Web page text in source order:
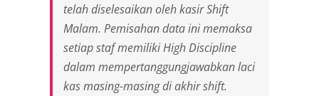
telah diselesaikan oleh kasir Shift
Malam. Pemisahan data ini memaksa
setiap staf memilikiHigh Discipline
dalam mempertanggungjawabkan laci
kas masing-masing di akhirshift.